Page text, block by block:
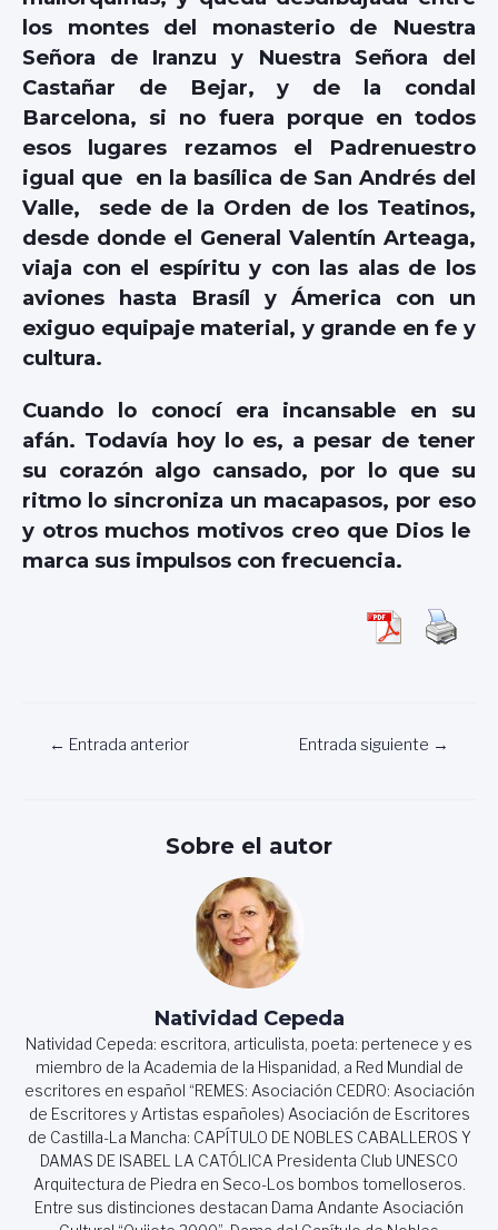
los montes del monasterio de Nuestra
Señora de Iranzu y Nuestra Señora del
Castañar de Bejar, y de la condal
Barcelona, si no fuera porque en todos
esos lugares rezamos el Padrenuestro
igual que en la basílica de San Andrés del
Valle, sede de la Orden de los Teatinos,
desde donde el General Valentín Arteaga,
viaja con el espíritu y con las alas de los
aviones hasta Brasíl y Ámerica con un
exiguo equipaje material, y grande en fe y
cultura.
Cuando lo conocí era incansable en su
afán. Todavía hoy lo es, a pesar de tener
su corazón algo cansado, por lo que su
ritmo lo sincroniza un macapasos, por eso
y otros muchos motivos creo que Dios le
marca sus impulsos con frecuencia.
Navegación
← Entrada anterior Entrada siguiente →
Sobre el autor
Natividad Cepeda
Natividad Cepeda: escritora, articulista, poeta: pertenece y es
miembro de la Academia de la Hispanidad, a Red Mundial de
escritores en español “REMES: Asociación CEDRO: Asociación
de Escritores y Artistas españoles) Asociación de Escritores
de Castilla-La Mancha: CAPÍTULO DE NOBLES CABALLEROS Y
DAMAS DE ISABEL LA CATÓLICA Presidenta Club UNESCO
Arquitectura de Piedra en Seco-Los bombos tomelloseros.
Entre sus distinciones destacan Dama Andante Asociación